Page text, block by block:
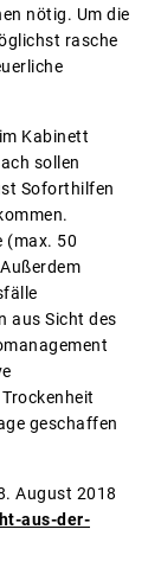
nötig. Um die
rasche
Kabinett
sollen
Soforthilfen
(max. 50
aus Sicht des
geschaffen
August 2018
aus-der-